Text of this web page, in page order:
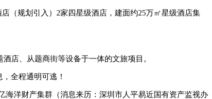
规划引入）2家四星级酒店，建面约25万㎡星级酒店集
店、从题商街等设备于一体的文旅项目。
全程通明可逃！
洋财产集群（消息来历：深圳市人平易近国有资产监视办